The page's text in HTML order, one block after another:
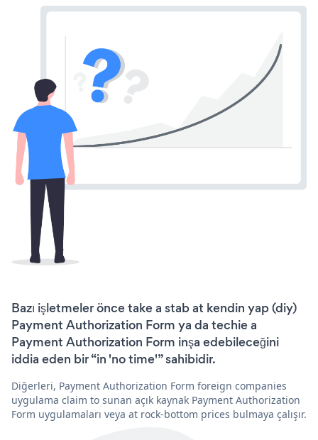
Bazı işletmeler önce take a stab at kendin yap (diy)
Payment Authorization Form ya da techie a
Payment Authorization Form inşa edebileceğini
iddia eden bir “in 'no time'” sahibidir.
Diğerleri, Payment Authorization Form foreign companies
uygulama claim to sunan açık kaynak Payment Authorization
Form uygulamaları veya at rock-bottom prices bulmaya çalışır.